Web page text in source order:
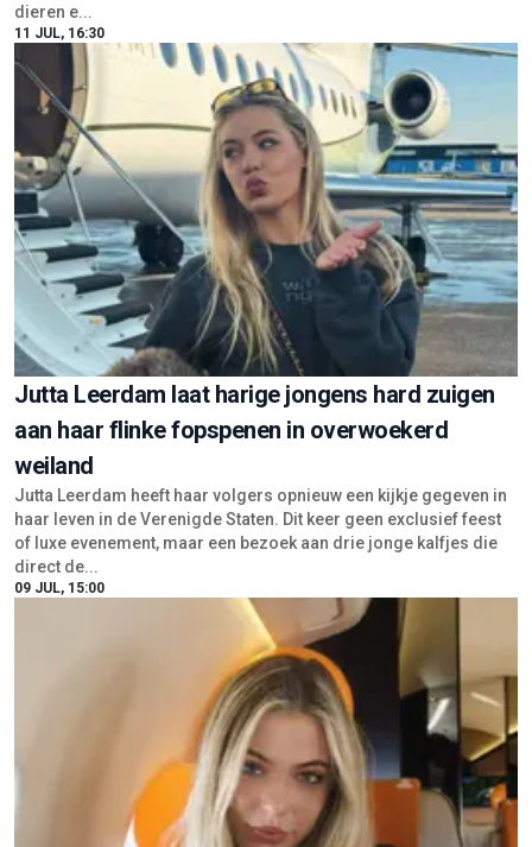
dieren e...
11 JUL, 16:30
Jutta Leerdam laat harige jongens hard zuigen
aan haar flinke fopspenen in overwoekerd
weiland
Jutta Leerdam heeft haar volgers opnieuw een kijkje gegeven in
haar leven in de Verenigde Staten. Dit keer geen exclusief feest
of luxe evenement, maar een bezoek aan drie jonge kalfjes die
direct de...
09 JUL, 15:00